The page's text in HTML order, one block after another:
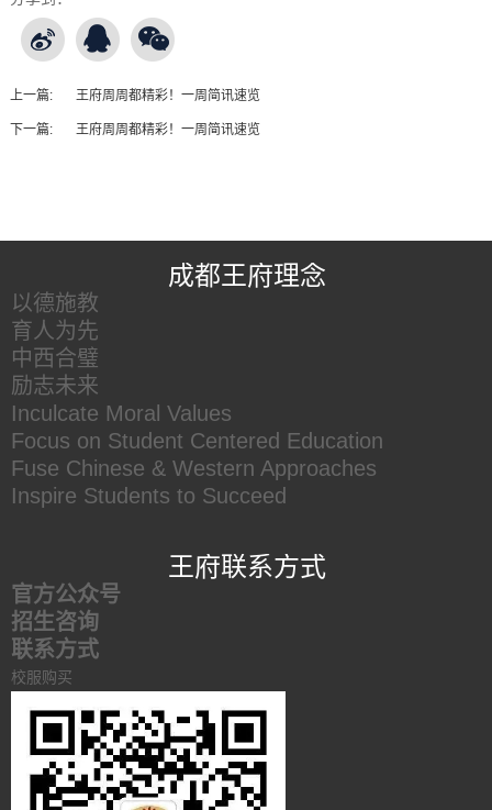
上一篇: 王府周周都精彩！一周简讯速览
下一篇: 王府周周都精彩！一周简讯速览
成都王府理念
以德施教
育人为先
中西合璧
励志未来
Inculcate Moral Values
Focus on Student Centered Education
Fuse Chinese & Western Approaches
Inspire Students to Succeed
王府联系方式
官方公众号
招生咨询
联系方式
校服购买